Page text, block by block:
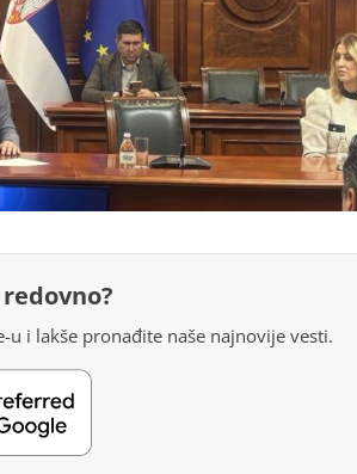
i lakše pronađite naše najnovije vesti.